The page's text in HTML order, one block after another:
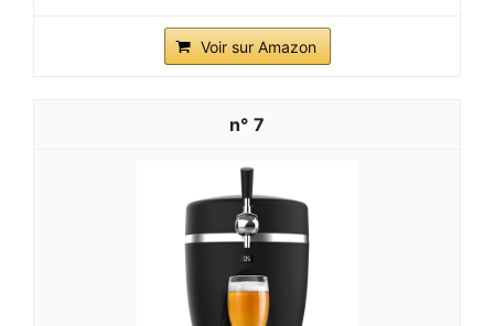
Voir sur Amazon
7